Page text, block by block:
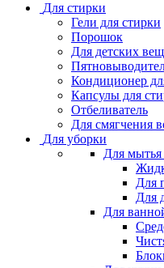
Для стирки
Гели для стирки
Порошок
Для детских
Кондиционер
Капсулы для
Отбеливатель
Для смягчения
Для уборки
Для
Для
Для
Для